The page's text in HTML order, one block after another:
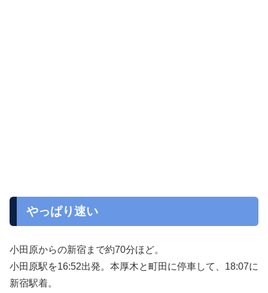
やっぱり速い
小田原からの新宿まで約70分ほど。
小田原駅を16:52出発。本厚木と町田に停車して、18:07に
新宿駅着。